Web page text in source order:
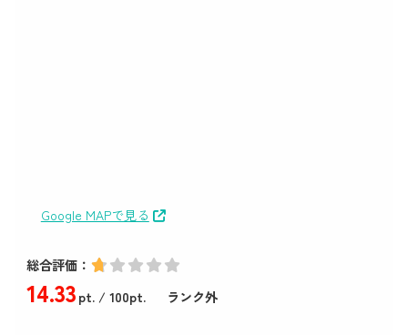
Google MAPで見る
総合評価：
14.33pt./ 100pt. ランク外